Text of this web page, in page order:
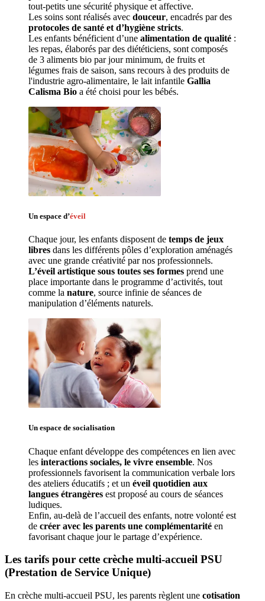
tout-petits une sécurité physique et affective.
Les soins sont réalisés avec douceur
protocoles de santé et d’hygiène stricts.
Les enfants bénéficient d’une alimentation de qualité :
les repas, élaborés par des diététiciens, sont composés
de 3 aliments bio par jour minimum, de fruits et
légumes frais de saison, sans recours à des produits de
l'industrie agro-alimentaire, le lait infantile Gallia
Calisma Bio a été choisi pour les bébés.
Un espace d’éveil
Chaque jour, les enfants disposent de temps de jeux
libres dans les différents pôles d’exploration aménagés
L’éveil artistique sous toutes ses formes prend une
place importante dans le programme d’activités, tout
comme la nature, source infinie de séances de
manipulation d’éléments naturels.
Un espace de socialisation
Chaque enfant développe des compétences en lien avec
les interactions sociales, le vivre ensemble. Nos
professionnels favorisent la communication verbale lors
des ateliers éducatifs ; et un éveil quotidien aux
langues étrangères est proposé au cours de séances
ludiques.
Enfin, au-delà de l’accueil des enfants, notre volonté est
de créer avec les parents une complémentarité en
favorisant chaque jour le partage d’expérience.
Les tarifs pour cette crèche multi-accueil PSU
(Prestation de Service Unique)
En crèche multi-accueil PSU, les parents règlent une cotisation